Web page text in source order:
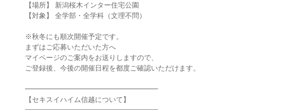
【場所】 新潟桜木インター住宅公園
【対象】 全学部・全学科（文理不問）
※秋冬にも順次開催予定です。
まずはご応募いただいた方へ
マイページのご案内をお送りしますので、
ご登録後、今後の開催日程を都度ご確認いただけます。
━━━━━━━━━━━━━━━━━━━
【セキスイハイム信越について】